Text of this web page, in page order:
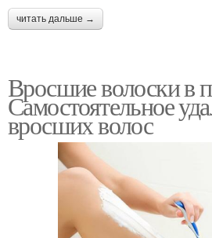
читать дальше →
Вросшие волоски в
Самостоятельное
вросших волос